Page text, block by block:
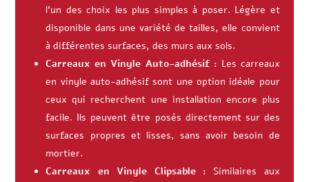
l’un des choix les plus simples à poser. Légère et
disponible dans une variété de tailles, elle convient
à différentes surfaces, des murs aux sols.
Carreaux en Vinyle Auto-adhésif : Les carreaux
en vinyle auto-adhésif sont une option idéale pour
ceux qui recherchent une installation encore plus
facile. Ils peuvent être posés directement sur des
surfaces propres et lisses, sans avoir besoin de
mortier.
Carreaux en Vinyle Clipsable : Similaires aux